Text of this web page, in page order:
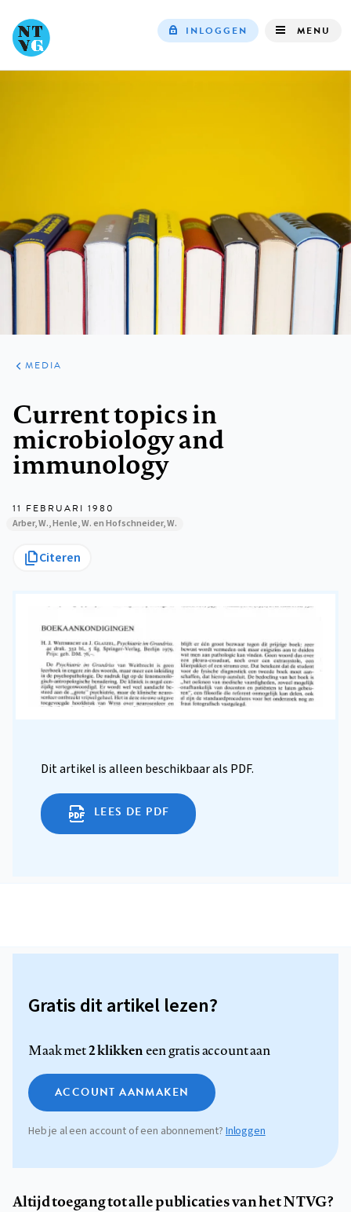
INLOGGEN MENU
ARTIKELEN
VARIA
MEDIA
Current topics in
microbiology and
immunology
11 FEBRUARI 1980
Arber, W., Henle, W. en Hofschneider, W.
Citeren
Dit artikel is alleen beschikbaar als PDF.
LEES DE PDF
Gratis dit artikel lezen?
Maak met2 klikkeneen gratis account aan
ACCOUNT AANMAKEN
Heb je al een account of een abonnement? Inloggen
Altijd toegang tot alle publicaties van het NTVG?